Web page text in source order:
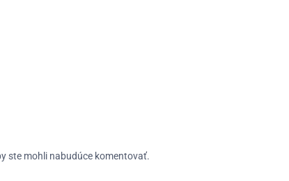
ste mohli nabudúce komentovať.